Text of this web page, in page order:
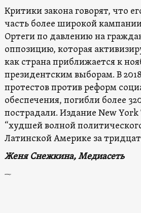
Критики закона говорят, что
часть более широкой
Ортеги по давлению на
оппозицию, которая
как страна приближается к
президентским выборам. В
протестов против реформ
обеспечения, погибли более
пострадали. Издание New York
“худшей волной
Латинской Америке за
Женя Снежкина, Медиасеть
exchange